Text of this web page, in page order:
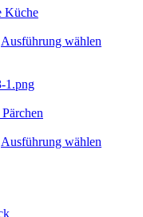
Küche
Ausführung wählen
Ausführung wählen